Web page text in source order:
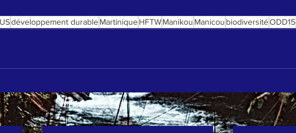
développement durableMartiniqueHFTWManikou Manicou biodiversitéODD15